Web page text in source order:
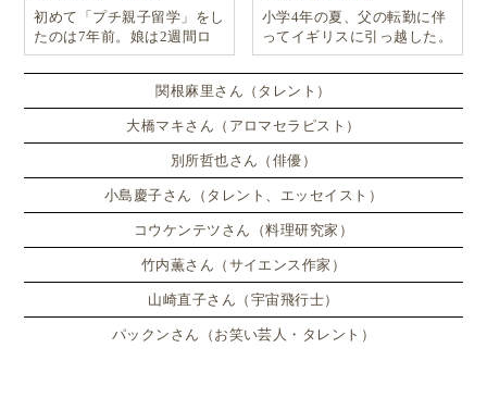
初めて「プチ親子留学」をし
たのは7年前。娘は2週間ロ
ンドンのサマースクールに通
い、英語劇に挑戦したり、
小学4年の夏、父の転勤に伴
ってイギリスに引っ越した。
関根麻里さん（タレント）
大橋マキさん（アロマセラピスト）
別所哲也さん（俳優）
小島慶子さん（タレント、エッセイスト）
コウケンテツさん（料理研究家）
竹内薫さん（サイエンス作家）
山崎直子さん（宇宙飛行士）
パックンさん（お笑い芸人・タレント）